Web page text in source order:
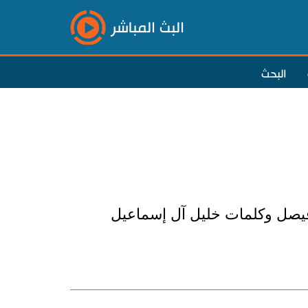
البث المباشر
البحث
وكلمات خليل آل إسماعيل